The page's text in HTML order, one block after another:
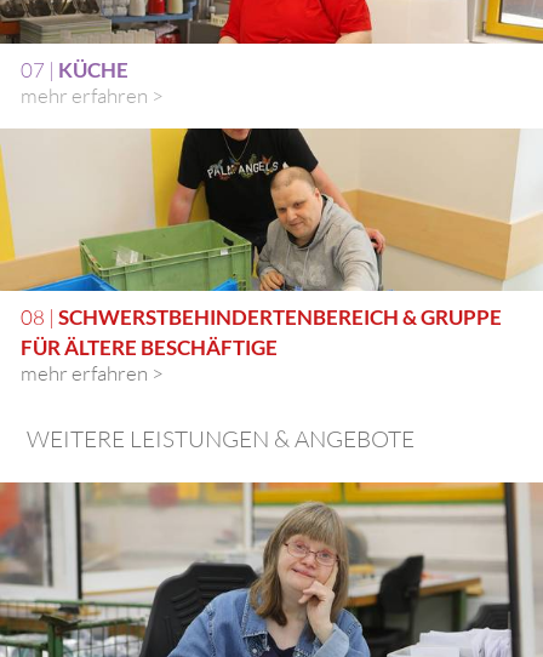
07 | KÜCHE
mehr erfahren >
08 |SCHWERSTBEHINDERTENBEREICH & GRUPPE
FÜR ÄLTERE BESCHÄFTIGE
mehr erfahren >
WEITERE LEISTUNGEN & ANGEBOTE